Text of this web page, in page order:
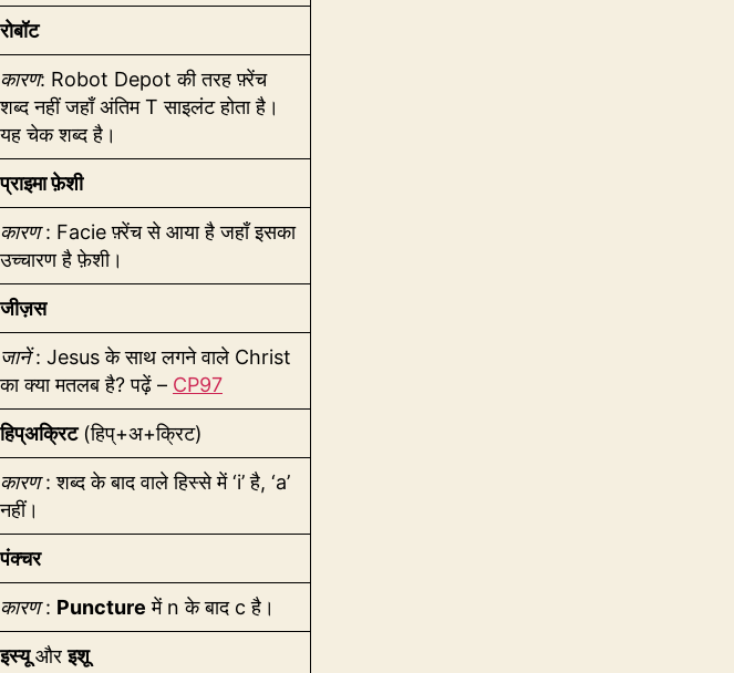
रोबॉट
कारण: Robot Depot की तरह फ़्रेंच
शब्द नहीं जहाँ अंतिम T साइलंट होता है।
यह चेक शब्द है।
प्राइमा फ़ेशी
कारण: Facie फ़्रेंच से आया है जहाँ इसका
उच्चारण है फ़ेशी।
जीज़स
जानें: Jesus के साथ लगने वाले Christ
का क्या मतलब है? पढ़ें – CP97
हिप्अक्रिट(हिप्+अ+क्रिट)
कारण: शब्द के बाद वाले हिस्से में ‘i’ है, ‘a’
नहीं।
पंक्चर
कारण: Puncture में n के बाद c है।
इस्यूऔरइशू